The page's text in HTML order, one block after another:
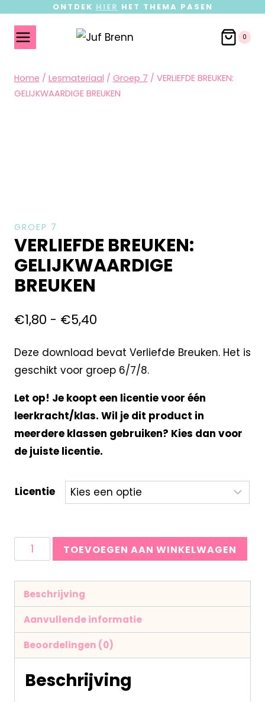
ONTDEK HIER HET THEMA PASEN
0
Home / Lesmateriaal / Groep 7 / VERLIEFDE BREUKEN:
GELIJKWAARDIGE BREUKEN
GROEP 7
VERLIEFDE BREUKEN:
GELIJKWAARDIGE
BREUKEN
€1,80 - €5,40
Deze download bevat Verliefde Breuken. Het is
geschikt voor groep 6/7/8.
Let op! Je koopt een licentie voor één
leerkracht/klas. Wil je dit product in
meerdere klassen gebruiken? Kies dan voor
de juiste licentie.
Licentie
TOEVOEGEN AAN WINKELWAGEN
Beschrijving
Aanvullende informatie
Beoordelingen (0)
Beschrijving